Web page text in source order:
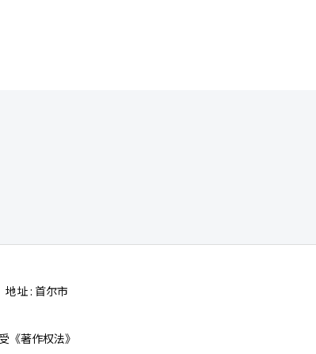
地址 : 首尔市
《著作权法》